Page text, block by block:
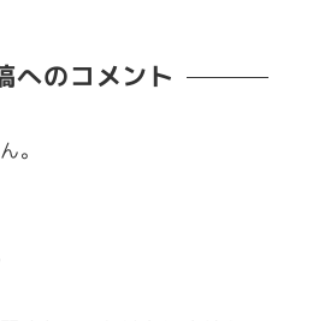
へのコメント
。